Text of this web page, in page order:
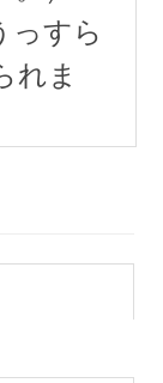
っすら
れま